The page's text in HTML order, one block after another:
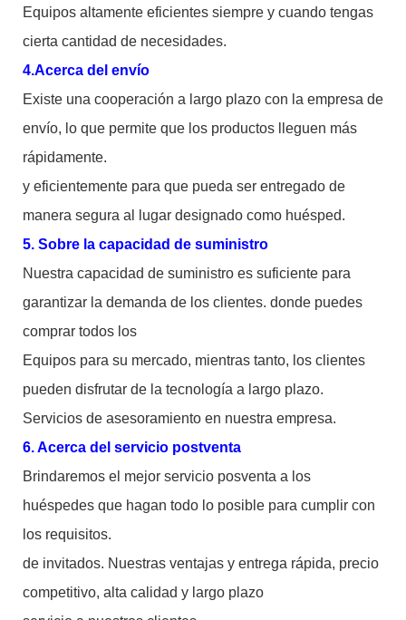
Equipos altamente eficientes siempre y cuando tengas
cierta cantidad de necesidades.
4.Acerca del envío
Existe una cooperación a largo plazo con la empresa de
envío, lo que permite que los productos lleguen más
rápidamente.
y eficientemente para que pueda ser entregado de
manera segura al lugar designado como huésped.
5. Sobre la capacidad de suministro
Nuestra capacidad de suministro es suficiente para
garantizar la demanda de los clientes. donde puedes
comprar todos los
Equipos para su mercado, mientras tanto, los clientes
pueden disfrutar de la tecnología a largo plazo.
Servicios de asesoramiento en nuestra empresa.
6. Acerca del servicio postventa
Brindaremos el mejor servicio posventa a los
huéspedes que hagan todo lo posible para cumplir con
los requisitos.
de invitados. Nuestras ventajas y entrega rápida, precio
competitivo, alta calidad y largo plazo